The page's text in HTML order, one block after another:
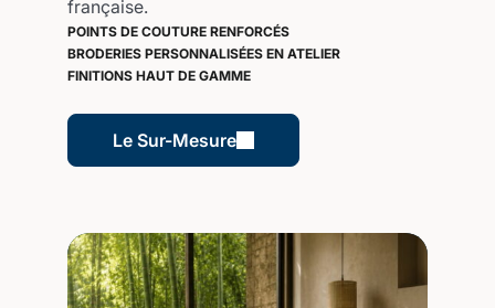
française.
POINTS DE COUTURE RENFORCÉS
BRODERIES PERSONNALISÉES EN ATELIER
FINITIONS HAUT DE GAMME
Le Sur-Mesure